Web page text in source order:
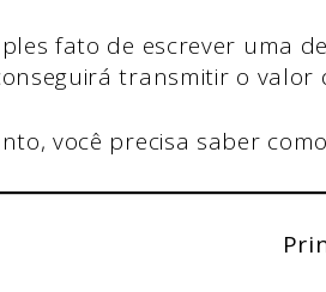
fato de escrever uma
transmitir o valor
você precisa saber